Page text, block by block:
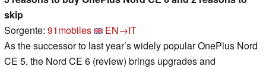
skip
Sorgente: 91mobiles
EN→IT
As the successor to last year’s widely popular OnePlus Nord
CE 5, the Nord CE 6 (review) brings upgrades and